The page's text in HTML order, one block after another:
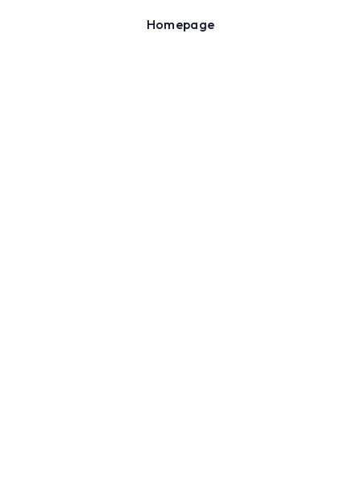
Homepage